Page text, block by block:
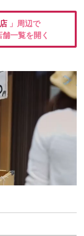
」周辺で
一覧を開く